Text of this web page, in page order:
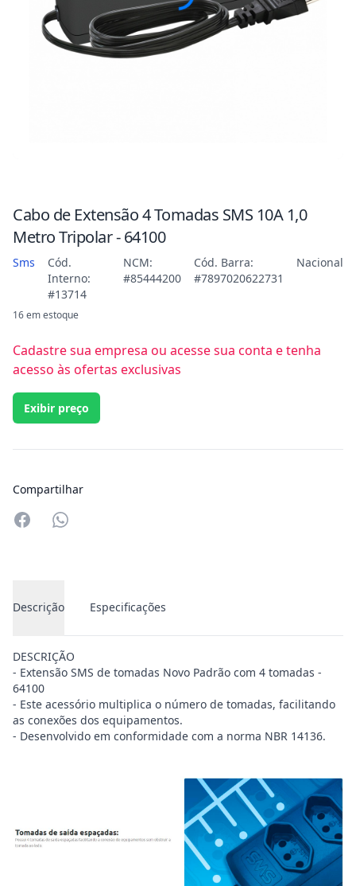
Cabo de Extensão 4 Tomadas SMS 10A 1,0
Metro Tripolar - 64100
Sms
Cód.
Interno:
#13714
NCM:
#85444200
Cód. Barra:
#7897020622731
Nacional
16 em estoque
Cadastre sua empresa ou acesse sua conta e tenha
acesso às ofertas exclusivas
Exibir preço
Compartilhar
Compartilhar no Whatsapp
Descrição Especificações
DESCRIÇÃO
- Extensão SMS de tomadas Novo Padrão com 4 tomadas -
64100
- Este acessório multiplica o número de tomadas, facilitando
as conexões dos equipamentos.
- Desenvolvido em conformidade com a norma NBR 14136.